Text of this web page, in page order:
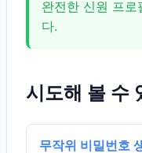
완전한 신원 프
다.
시도해 볼 수
무작위 비밀번호